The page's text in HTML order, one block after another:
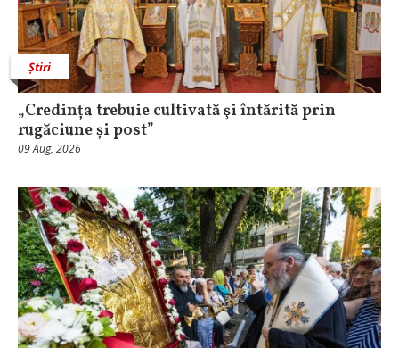
Știri
„Credința trebuie cultivată şi întărită prin
rugăciune și post”
09 Aug, 2026